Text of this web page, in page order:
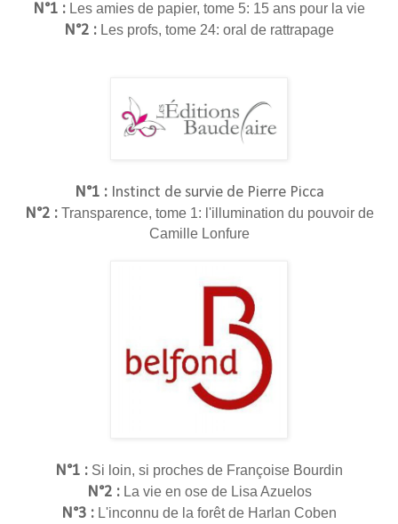
N°1 : Les amies de papier, tome 5: 15 ans pour la vie
N°2 : Les profs, tome 24: oral de rattrapage
N°1 :Instinct de survie de Pierre Picca
N°2 : Transparence, tome 1: l'illumination du pouvoir de
Camille Lonfure
N°1 : Si loin, si proches de Françoise Bourdin
N°2 : La vie en ose de Lisa Azuelos
N°3 : L'inconnu de la forêt de Harlan Coben